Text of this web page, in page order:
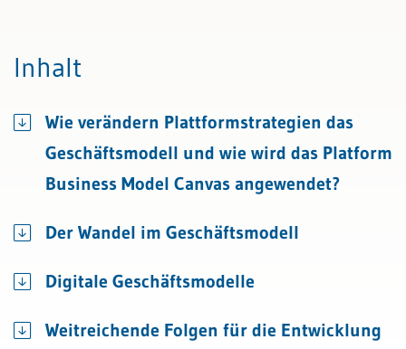
Inhalt
Wie verändern Plattformstrategien das
Geschäftsmodell und wie wird das Platform
Business Model Canvas angewendet?
Der Wandel im Geschäftsmodell
Digitale Geschäftsmodelle
Weitreichende Folgen für die Entwicklung